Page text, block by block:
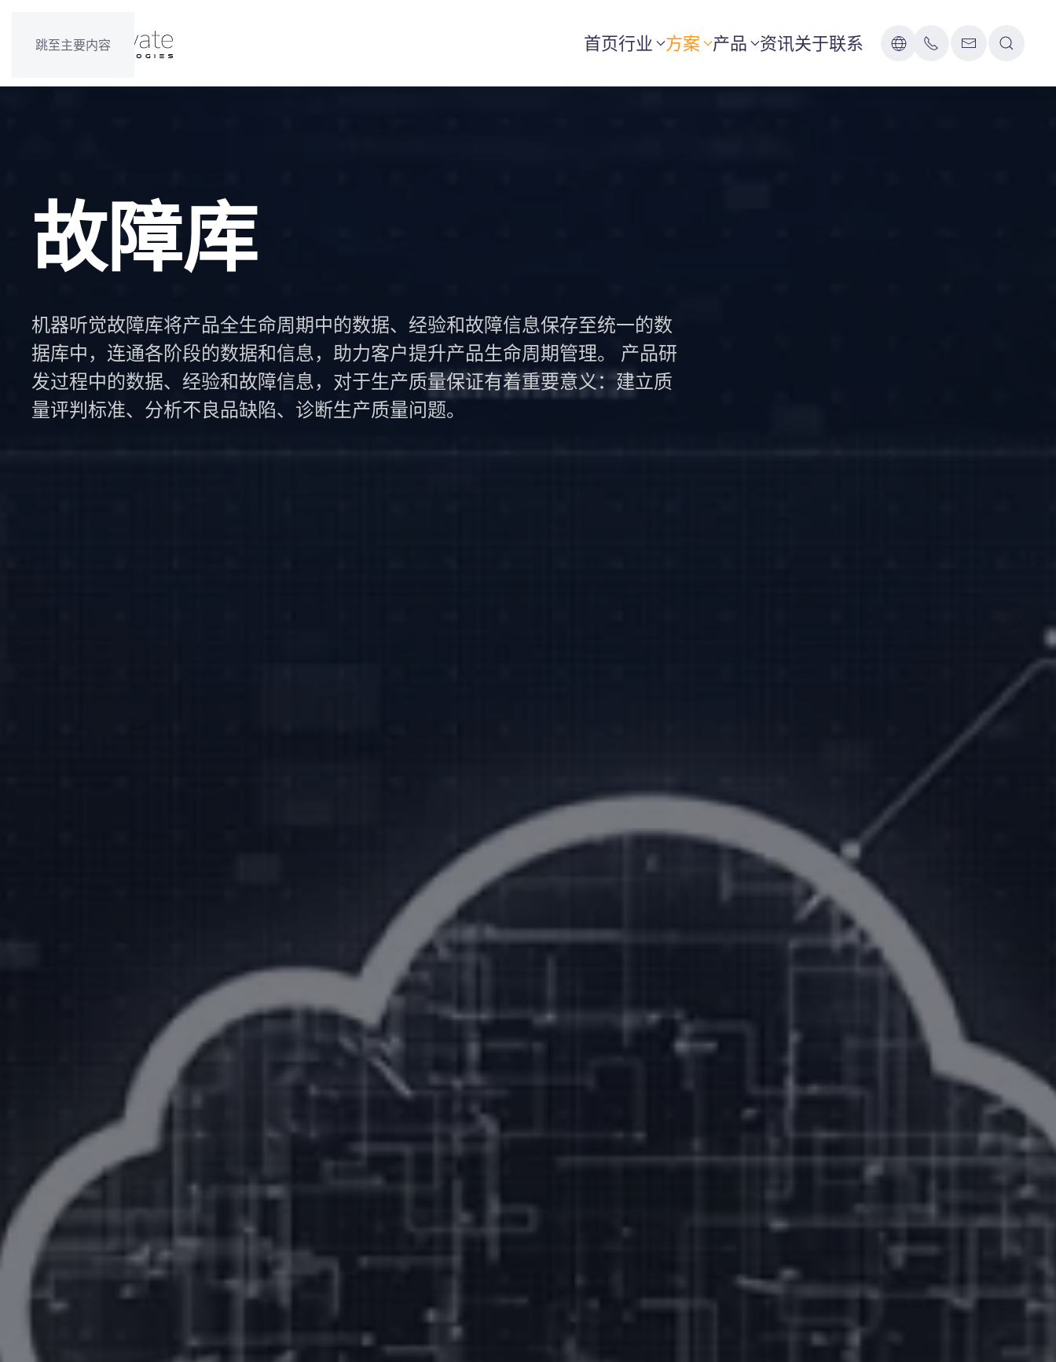
跳至主要内容 首页行业 方案 产品 资讯关于联系
故障库
机器听觉故障库将产品全生命周期中的数据、经验和故障信息保存至统一的数
据库中，连通各阶段的数据和信息，助力客户提升产品生命周期管理。 产品研
发过程中的数据、经验和故障信息，对于生产质量保证有着重要意义：建立质
量评判标准、分析不良品缺陷、诊断生产质量问题。